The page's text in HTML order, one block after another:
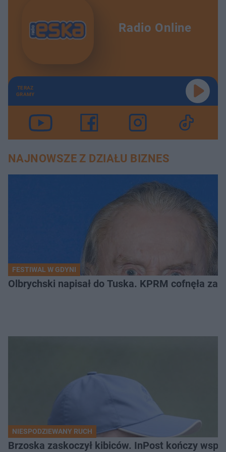
Radio Online
TERAZ
GRAMY
NAJNOWSZE Z DZIAŁU BIZNES
FESTIWAL W GDYNI
Olbrychski napisał do Tuska. KPRM cofnęła
NIESPODZIEWANY RUCH
Brzoska zaskoczył kibiców. InPost kończy